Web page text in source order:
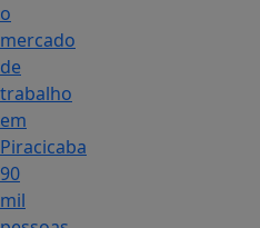
o
mercado
de
trabalho
em
Piracicaba
90
mil